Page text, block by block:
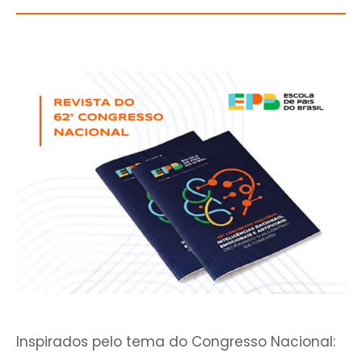
Inspirados pelo tema do Congresso Nacional: